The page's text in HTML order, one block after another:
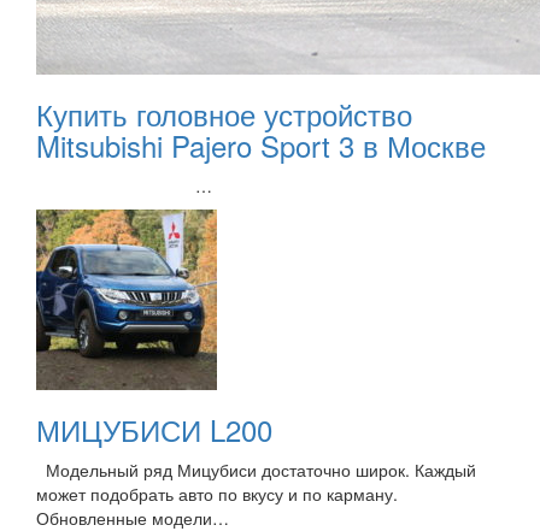
Купить головное устройство
Mitsubishi Pajero Sport 3 в Москве
…
МИЦУБИСИ L200
Модельный ряд Мицубиси достаточно широк. Каждый
может подобрать авто по вкусу и по карману.
Обновленные модели…